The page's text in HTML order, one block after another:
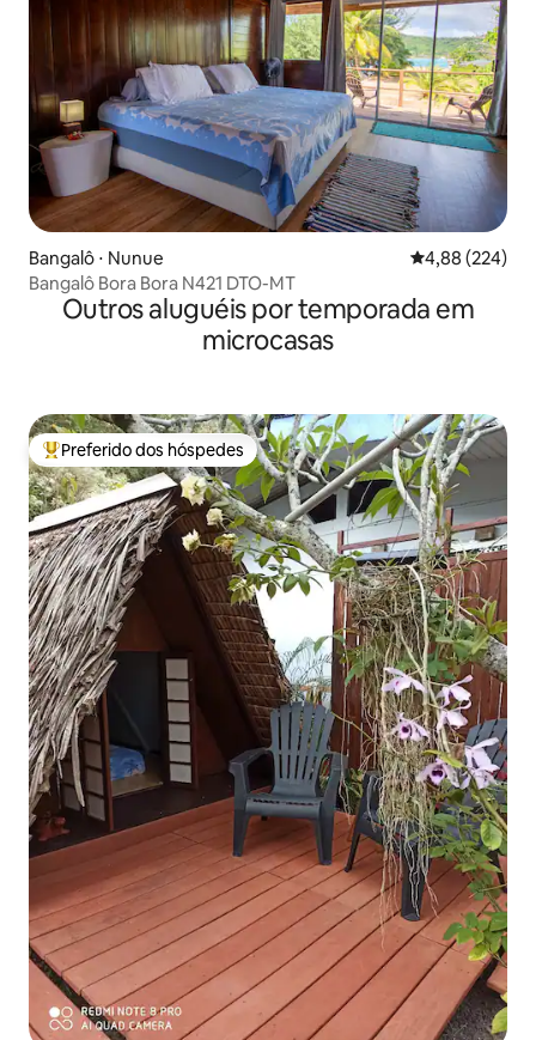
Bangalô ⋅ Nunue 4,88 de uma
4,88 (224)
Bangalô Bora Bora N421 DTO-MT
Outros aluguéis por temporada em
microcasas
Entre os melhores preferidos dos hóspedes
Preferido dos hóspedes